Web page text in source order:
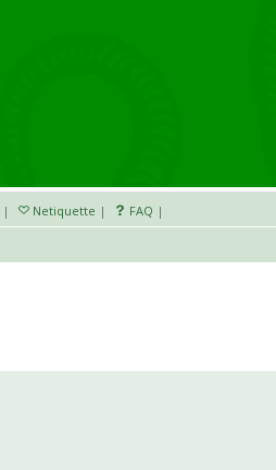
| Netiquette | FAQ |